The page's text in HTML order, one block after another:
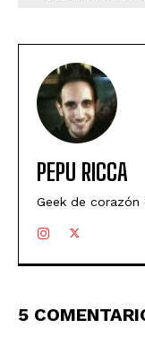
PEPU RICCA
Geek de corazón
5